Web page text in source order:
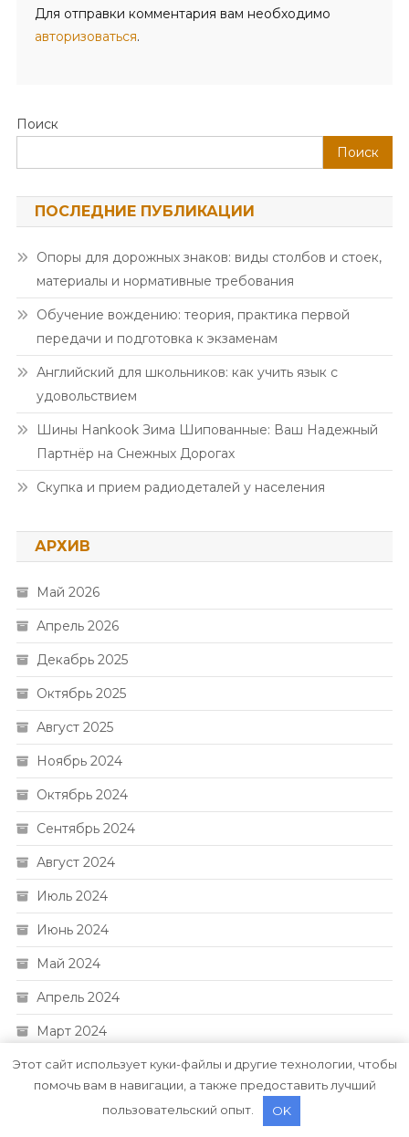
Для отправки комментария вам необходимо
авторизоваться.
Поиск
Поиск
ПОСЛЕДНИЕ ПУБЛИКАЦИИ
Опоры для дорожных знаков: виды столбов и стоек,
материалы и нормативные требования
Обучение вождению: теория, практика первой
передачи и подготовка к экзаменам
Английский для школьников: как учить язык с
удовольствием
Шины Hankook Зима Шипованные: Ваш Надежный
Партнёр на Снежных Дорогах
Скупка и прием радиодеталей у населения
АРХИВ
Май 2026
Апрель 2026
Декабрь 2025
Октябрь 2025
Август 2025
Ноябрь 2024
Октябрь 2024
Сентябрь 2024
Август 2024
Июль 2024
Июнь 2024
Май 2024
Апрель 2024
Март 2024
Февраль 2024
Этот сайт использует куки-файлы и другие технологии, чтобы
помочь вам в навигации, а также предоставить лучший
пользовательский опыт.
OK